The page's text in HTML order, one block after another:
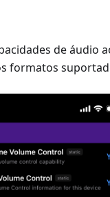
de áudio
formatos